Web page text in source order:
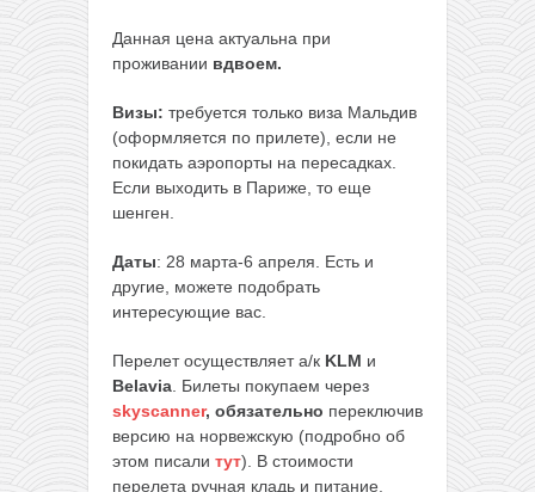
Данная цена актуальна при
проживании вдвоем.
Визы: требуется только виза Мальдив
(оформляется по прилете), если не
покидать аэропорты на пересадках.
Если выходить в Париже, то еще
шенген.
Даты: 28 марта-6 апреля. Есть и
другие, можете подобрать
интересующие вас.
Перелет осуществляет а/к KLM и
Belavia . Билеты покупаем через
skyscanner, обязательно переключив
версию на норвежскую (подробно об
этом писали тут). В стоимости
перелета ручная кладь и питание.